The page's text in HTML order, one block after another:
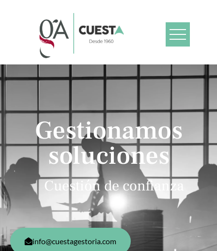
Gestionamos
soluciones
Cuestión de confianza
info@cuestagestoria.com